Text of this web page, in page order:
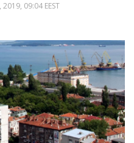
2019, 09:04 EEST